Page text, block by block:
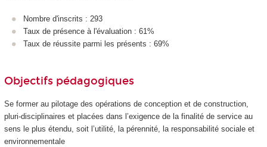
Nombre d'inscrits : 293
Taux de présence à l'évaluation : 61%
Taux de réussite parmi les présents : 69%
Objectifs pédagogiques
Se former au pilotage des opérations de conception et de construction,
pluri-disciplinaires et placées dans l’exigence de la finalité de service au
sens le plus étendu, soit l’utilité, la pérennité, la responsabilité sociale et
environnementale